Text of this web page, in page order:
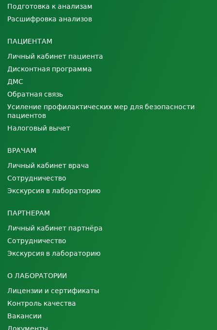
Подготовка к анализам
Расшифровка анализов
ПАЦИЕНТАМ
Личный кабинет пациента
Дисконтная программа
ДМС
Обратная связь
Усиление профилактических мер для безопасности
пациентов
Налоговый вычет
ВРАЧАМ
Личный кабинет врача
Сотрудничество
Экскурсия в лабораторию
ПАРТНЕРАМ
Личный кабинет партнёра
Сотрудничество
Экскурсия в лабораторию
О ЛАБОРАТОРИИ
Лицензии и сертификаты
Контроль качества
Вакансии